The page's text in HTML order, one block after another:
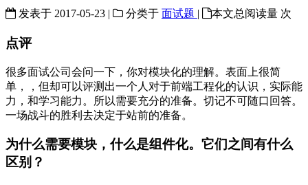
发表于 2017-05-23 | 分类于 面试题 | 本文总阅读量 次
点评
很多面试公司会问一下，你对模块化的理解。表面上很简
单，，但却可以评测出一个人对于前端工程化的认识，实际能
力，和学习能力。所以需要充分的准备。切记不可随口回答。
一场战斗的胜利去决定于站前的准备。
为什么需要模块，什么是组件化。它们之间有什么
区别？